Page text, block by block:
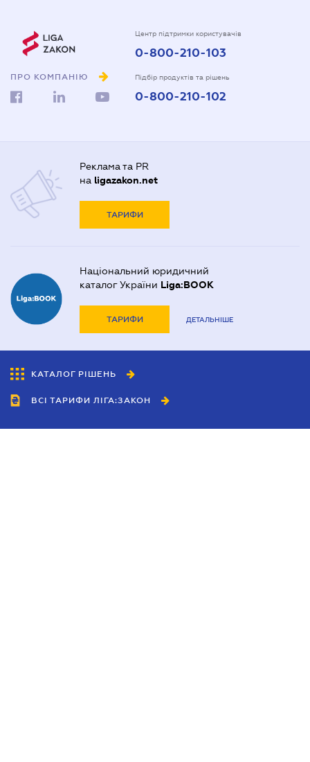
ПРО КОМПАНІЮ
Центр підтримки користувачів
0-800-210-103
Підбір продуктів та рішень
0-800-210-102
Реклама та PR
на ligazakon.net
ТАРИФИ
Національний юридичний
каталог України Liga:BOOK
ТАРИФИ ДЕТАЛЬНІШЕ
КАТАЛОГ РІШЕНЬ
ВСІ ТАРИФИ ЛІГА:ЗАКОН